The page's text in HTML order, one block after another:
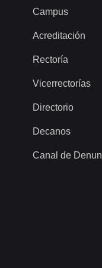
Campus
Acreditación
Rectoría
Vicerrectorías
Directorio
Decanos
Canal de